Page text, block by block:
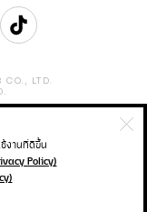
CO., LTD.
TERMS & CONDITION
ช้งานที่ดีขึ้น
Policy)